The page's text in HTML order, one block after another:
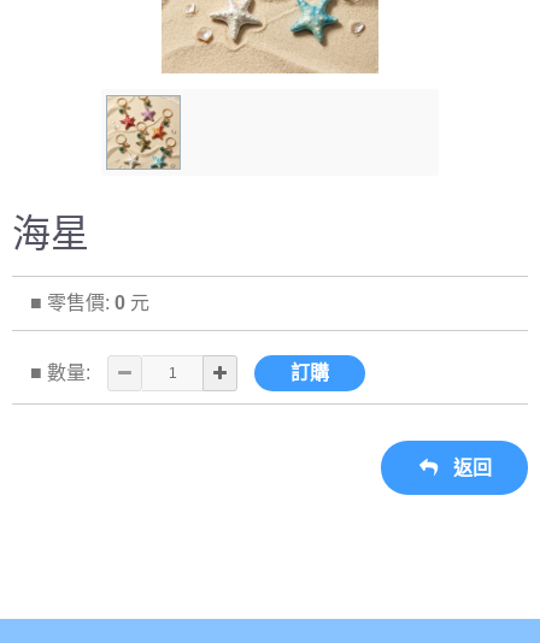
海星
■ 零售價: 0 元
■ 數量: 訂購
返回